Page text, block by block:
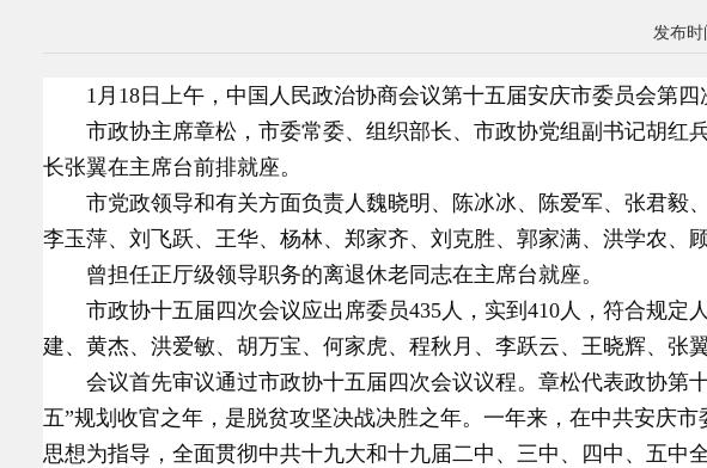
发布
1月18日上午，中国人民政治协商会议第十五届安庆市委员会第
市政协主席章松，市委常委、组织部长、市政协党组副书记胡
长张翼在主席台前排就座。
市党政领导和有关方面负责人魏晓明、陈冰冰、陈爱军、张君毅
李玉萍、刘飞跃、王华、杨林、郑家齐、刘克胜、郭家满、洪学农、
曾担任正厅级领导职务的离退休老同志在主席台就座。
市政协十五届四次会议应出席委员435人，实到410人，符合规
建、黄杰、洪爱敏、胡万宝、何家虎、程秋月、李跃云、王晓辉、张
会议首先审议通过市政协十五届四次会议议程。章松代表政协第
五”规划收官之年，是脱贫攻坚决战决胜之年。一年来，在中共安庆
思想为指导，全面贯彻中共十九大和十九届二中、三中、四中、五中